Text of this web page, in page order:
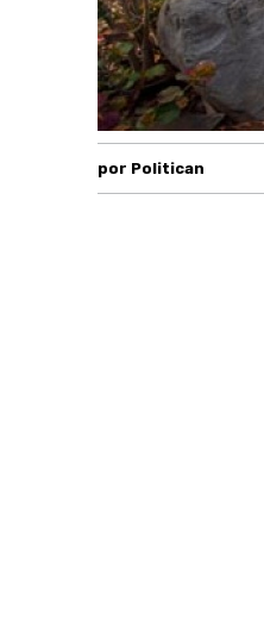
por Politican